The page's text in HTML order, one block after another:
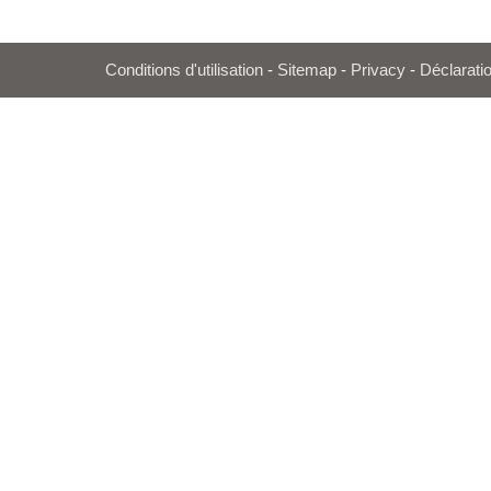
Conditions d'utilisation - Sitemap - Privacy -